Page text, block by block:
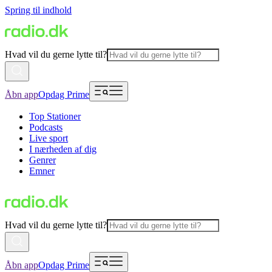
Spring til indhold
Hvad vil du gerne lytte til?
Åbn appOpdag Prime
Top Stationer
Podcasts
Live sport
I nærheden af dig
Genrer
Emner
Hvad vil du gerne lytte til?
Åbn appOpdag Prime